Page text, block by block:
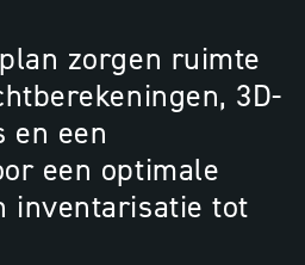
zorgen ruimte
3D-
en een
een optimale
inventarisatie tot